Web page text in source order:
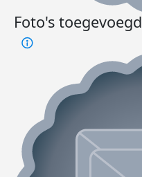
Foto's toegevoegd